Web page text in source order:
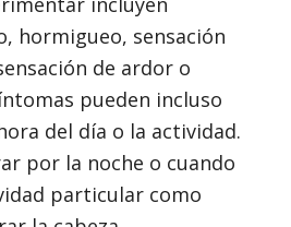
hormigueo, sensación
de ardor o
pueden incluso
del día o la actividad.
por la noche o cuando
particular como